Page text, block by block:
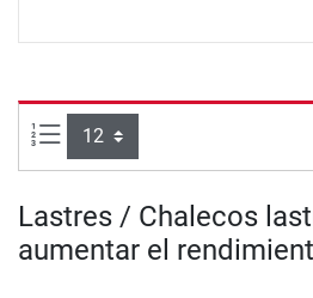
Artículos por página:
Lastres / Chalecos
aumentar el